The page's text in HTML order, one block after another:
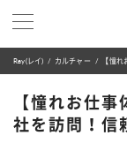
Ray(レイ) カルチャー 【憧
【憧れお仕
社を訪問！信